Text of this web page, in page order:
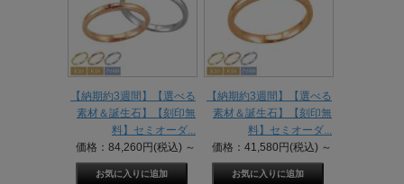
【納期約3週間】【選べる
素材＆誕生石】【刻印無
料】セミオーダ...
価格：84,260円(税込) ～
【納期約3週間】【選べる
素材＆誕生石】【刻印無
料】セミオーダ...
価格：41,580円(税込) ～